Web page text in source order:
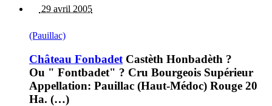
29 avril 2005
(Pauillac)
Château Fonbadet Castèth Honbadèth ?
Ou " Fontbadet" ? Cru Bourgeois Supérieur
Appellation: Pauillac (Haut-Médoc) Rouge 20
Ha. (…)